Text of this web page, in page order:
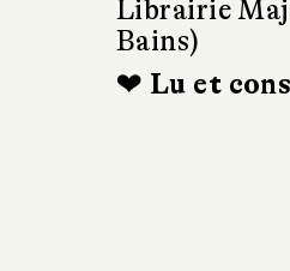
Librairie
Bains)
❤ Lu et